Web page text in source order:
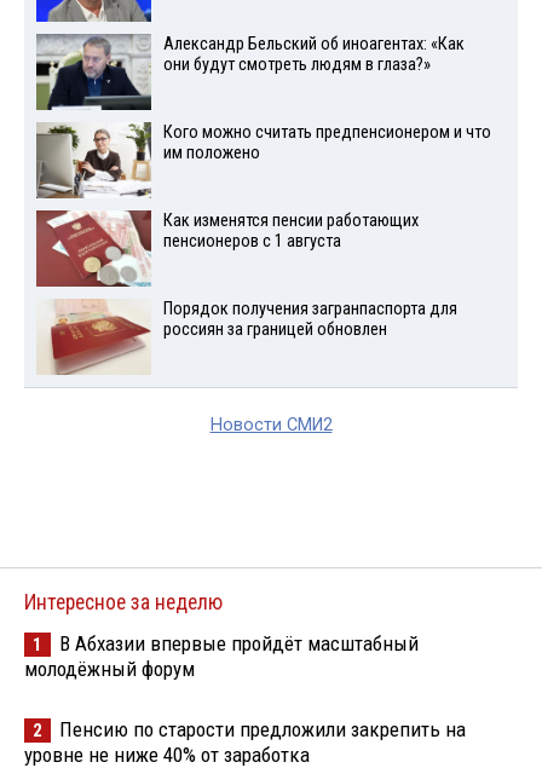
Александр Бельский об иноагентах: «Как
они будут смотреть людям в глаза?»
Кого можно считать предпенсионером и что
им положено
Как изменятся пенсии работающих
пенсионеров с 1 августа
Порядок получения загранпаспорта для
россиян за границей обновлен
Новости СМИ2
Интересное за неделю
1
В Абхазии впервые пройдёт масштабный
молодёжный форум
2
Пенсию по старости предложили закрепить на
уровне не ниже 40% от заработка